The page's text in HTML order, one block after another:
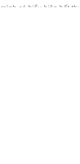
mình có biểu hiện bất